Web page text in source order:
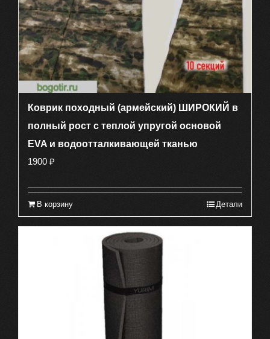
Коврик походный (армейский) ШИРОКИЙ в
полный рост с теплой упругой основой
EVA и водоотталкивающей тканью
1900 ₽
В корзину Детали